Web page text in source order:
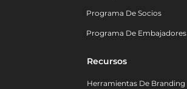
Programa De Socios
Programa De Embajadores
Recursos
Herramientas De Branding